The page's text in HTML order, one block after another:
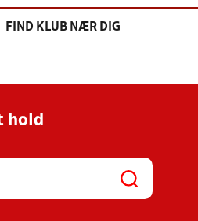
FIND KLUB NÆR DIG
hold